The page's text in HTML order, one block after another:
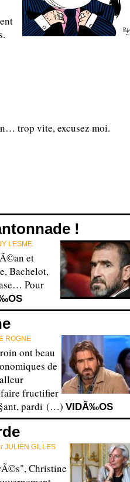
trop vite, excusez moi.
!
LESME
et
Bachelot,
Pour
ROGNE
ont beau
de
fructifier
pardi (…) VIDÃ‰OS
JULIEN GILLES
Christine